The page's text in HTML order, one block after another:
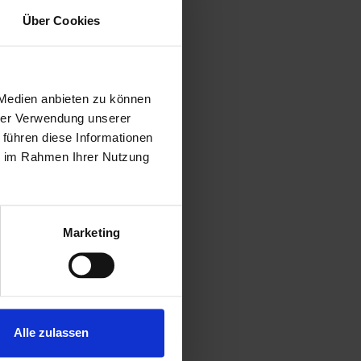
Über Cookies
anbieten zu können
Verwendung unserer
diese Informationen
Rahmen Ihrer Nutzung
Marketing
Alle zulassen